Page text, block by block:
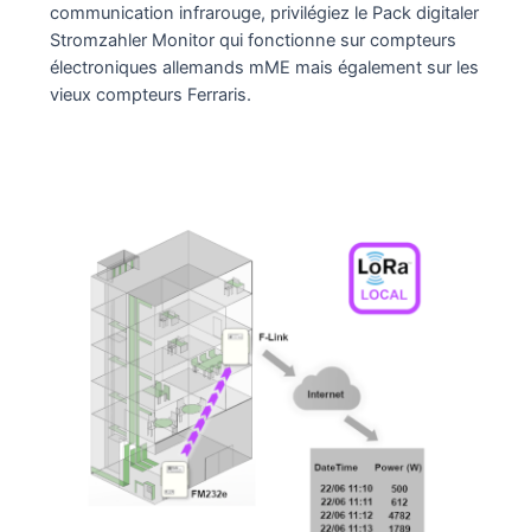
communication infrarouge, privilégiez le Pack digitaler
Stromzahler Monitor qui fonctionne sur compteurs
électroniques allemands mME mais également sur les
vieux compteurs Ferraris.